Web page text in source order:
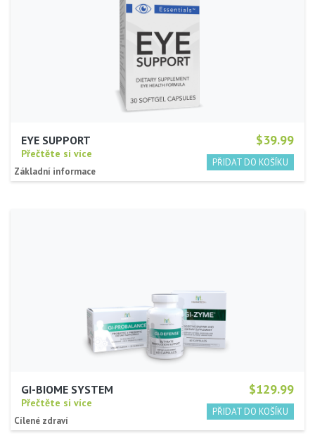
$39.99
EYE SUPPORT
Přečtěte si více
Základní informace
$129.99
GI-BIOME SYSTEM
Přečtěte si více
Cílené zdraví